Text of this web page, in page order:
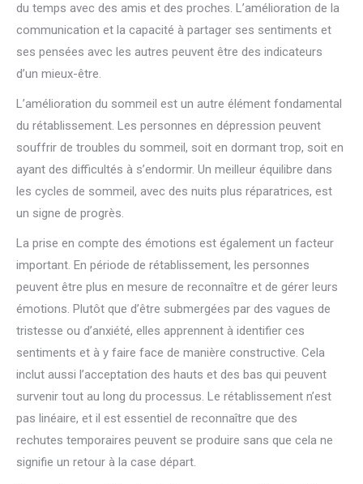
du temps avec des amis et des proches. L’amélioration de la
communication et la capacité à partager ses sentiments et
ses pensées avec les autres peuvent être des indicateurs
d’un mieux-être.
L’amélioration du sommeil est un autre élément fondamental
du rétablissement. Les personnes en dépression peuvent
souffrir de troubles du sommeil, soit en dormant trop, soit en
ayant des difficultés à s’endormir. Un meilleur équilibre dans
les cycles de sommeil, avec des nuits plus réparatrices, est
un signe de progrès.
La prise en compte des émotions est également un facteur
important. En période de rétablissement, les personnes
peuvent être plus en mesure de reconnaître et de gérer leurs
émotions. Plutôt que d’être submergées par des vagues de
tristesse ou d’anxiété, elles apprennent à identifier ces
sentiments et à y faire face de manière constructive. Cela
inclut aussi l’acceptation des hauts et des bas qui peuvent
survenir tout au long du processus. Le rétablissement n’est
pas linéaire, et il est essentiel de reconnaître que des
rechutes temporaires peuvent se produire sans que cela ne
signifie un retour à la case départ.